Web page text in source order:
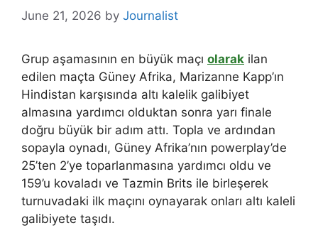
June 21, 2026 by Journalist
Grup aşamasının en büyük maçı olarak ilan
edilen maçta Güney Afrika, Marizanne Kapp’ın
Hindistan karşısında altı kalelik galibiyet
almasına yardımcı olduktan sonra yarı finale
doğru büyük bir adım attı. Topla ve ardından
sopayla oynadı, Güney Afrika’nın powerplay’de
25’ten 2’ye toparlanmasına yardımcı oldu ve
159’u kovaladı ve Tazmin Brits ile birleşerek
turnuvadaki ilk maçını oynayarak onları altı kaleli
galibiyete taşıdı.